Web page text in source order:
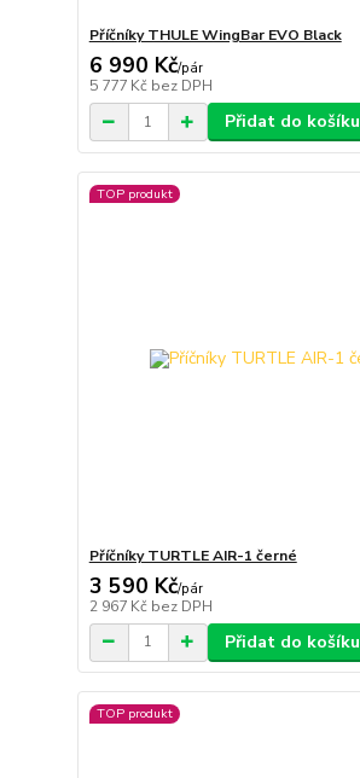
Příčníky THULE WingBar EVO Black
6 990 Kč/pár
5 777 Kč bez DPH
Přidat do košíku
TOP produkt
Příčníky TURTLE AIR-1 černé
3 590 Kč/pár
2 967 Kč bez DPH
Přidat do košíku
TOP produkt